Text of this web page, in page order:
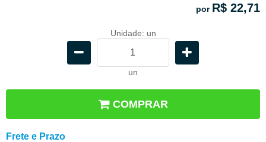
por R$ 22,71
Unidade: un
un
COMPRAR
Frete e Prazo